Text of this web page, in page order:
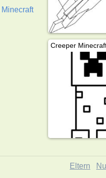
Minecraft
Creeper
Eltern